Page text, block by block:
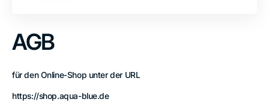
AGB
für den Online-Shop unter der URL
https://shop.aqua-blue.de